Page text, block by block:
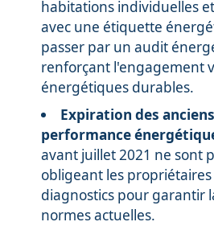
habitations individuelles
avec une étiquette
passer par un audit
renforçant l'engagement
énergétiques durables.
Expiration des
performance
avant juillet 2021 ne sont
obligeant les
diagnostics pour garantir
normes actuelles.